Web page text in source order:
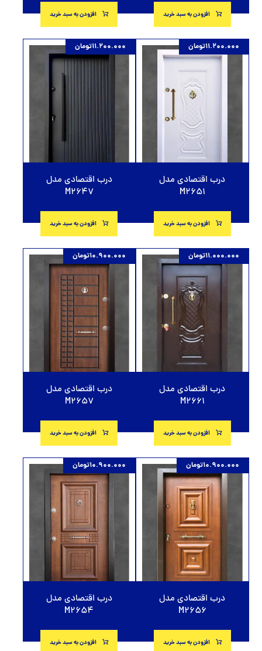
افزودن به سبد خرید افزودن به سبد خرید
درب اقتصادی مدل
M2651
11.200.000تومان
افزودن به سبد خرید
درب اقتصادی مدل
M2647
11.200.000تومان
افزودن به سبد خرید
درب اقتصادی مدل
M2661
11.000.000تومان
افزودن به سبد خرید
درب اقتصادی مدل
M2657
10.900.000تومان
افزودن به سبد خرید
درب اقتصادی مدل
M2656
10.900.000تومان
افزودن به سبد خرید
درب اقتصادی مدل
M2654
10.900.000تومان
افزودن به سبد خرید